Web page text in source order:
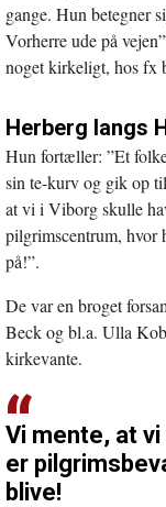
gange. Hun betegner
Vorherre ude på
noget kirkeligt, hos fx
Herberg langs
Hun fortæller: ”Et
sin te-kurv og gik op
at vi i Viborg skulle
pilgrimscentrum, hvor
på!”.
De var en broget
Beck og bl.a. Ulla
kirkevante.
Vi mente, at
er
blive!